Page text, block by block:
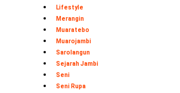
Lifestyle
Merangin
Muaratebo
Muarojambi
Sarolangun
Sejarah Jambi
Seni
Seni Rupa